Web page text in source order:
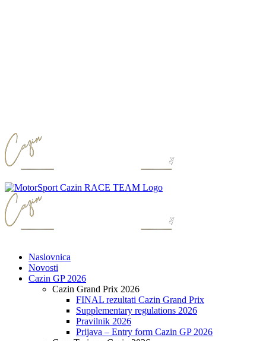
Naslovnica
Novosti
Cazin GP 2026
Cazin Grand Prix 2026
FINAL rezultati Cazin Grand Prix
Supplementary regulations 2026
Pravilnik 2026
Prijava – Entry form Cazin GP 2026